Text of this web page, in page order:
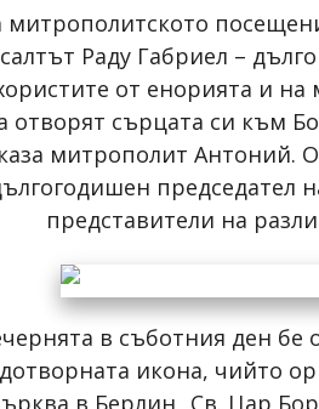
митрополитското
Раду Габриел –
от енорията и
отворят сърцата си към
митрополит
председател
представители на
в съботния ден бе
икона, чийто